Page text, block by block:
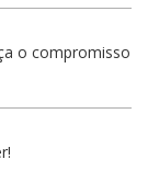
o compromisso